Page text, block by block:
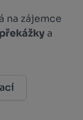
na zájemce
a